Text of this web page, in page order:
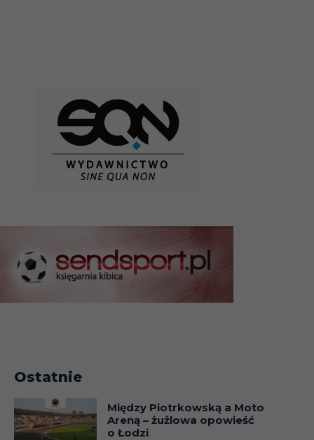
Ostatnie
Między Piotrkowską a Moto
Areną – żużlowa opowieść
o Łodzi